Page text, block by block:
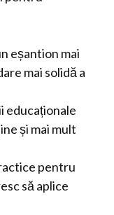
eșantion mai
mai solidă a
educaționale
și mai mult
pentru
să aplice